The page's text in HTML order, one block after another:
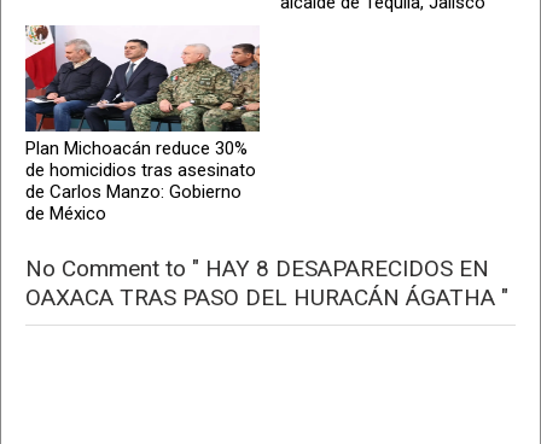
Plan Michoacán reduce 30%
de homicidios tras asesinato
de Carlos Manzo: Gobierno
de México
No Comment to " HAY 8 DESAPARECIDOS EN
OAXACA TRAS PASO DEL HURACÁN ÁGATHA "